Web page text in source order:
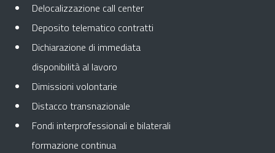
Delocalizzazione call center
Deposito telematico contratti
Dichiarazione di immediata
disponibilità al lavoro
Dimissioni volontarie
Distacco transnazionale
Fondi interprofessionali e bilaterali
formazione continua